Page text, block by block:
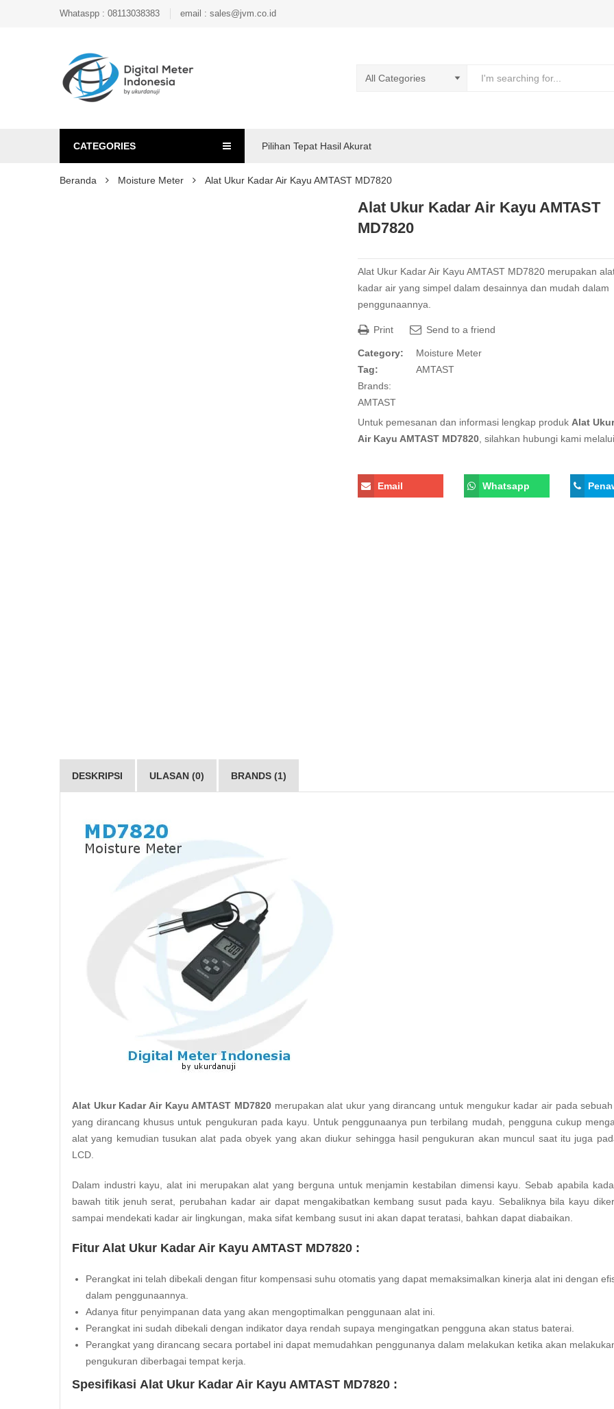
Whataspp : 08113038383 email : sales@jvm.co.id
CATEGORIES Pilihan Tepat Hasil Akurat
Beranda Moisture Meter Alat Ukur Kadar Air Kayu AMTAST MD7820
Alat Ukur Kadar Air Kayu AMTAST
MD7820
Alat Ukur Kadar Air Kayu AMTAST MD7820 merupakan
kadar air yang simpel dalam desainnya dan mudah dalam
penggunaannya.
Print Send to a friend
Category:
Moisture Meter
Tag:
AMTAST
Brands:
AMTAST
Untuk pemesanan dan informasi lengkap produk Alat
Air Kayu AMTAST MD7820 , silahkan hubungi kami
Email Whatsapp
DESKRIPSI ULASAN (0) BRANDS (1)
Alat Ukur Kadar Air Kayu AMTAST MD7820 merupakan alat ukur yang dirancang untuk mengukur kadar air pada
yang dirancang khusus untuk pengukuran pada kayu. Untuk penggunaanya pun terbilang mudah, pengguna cukup
alat yang kemudian tusukan alat pada obyek yang akan diukur sehingga hasil pengukuran akan muncul saat itu juga
LCD.
Dalam industri kayu, alat ini merupakan alat yang berguna untuk menjamin kestabilan dimensi kayu. Sebab apabila
bawah titik jenuh serat, perubahan kadar air dapat mengakibatkan kembang susut pada kayu. Sebaliknya bila kayu
sampai mendekati kadar air lingkungan, maka sifat kembang susut ini akan dapat teratasi, bahkan dapat diabaikan.
Fitur Alat Ukur Kadar Air Kayu AMTAST MD7820 :
Perangkat ini telah dibekali dengan fitur kompensasi suhu otomatis yang dapat memaksimalkan kinerja alat ini dengan
dalam penggunaannya.
Adanya fitur penyimpanan data yang akan mengoptimalkan penggunaan alat ini.
Perangkat ini sudah dibekali dengan indikator daya rendah supaya mengingatkan pengguna akan status baterai.
Perangkat yang dirancang secara portabel ini dapat memudahkan penggunanya dalam melakukan ketika akan
pengukuran diberbagai tempat kerja.
Spesifikasi Alat Ukur Kadar Air Kayu AMTAST MD7820 :